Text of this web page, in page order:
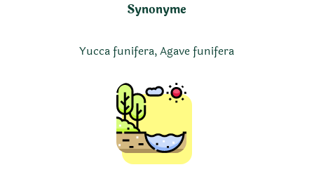
Synonyme
Yucca funifera, Agave funifera